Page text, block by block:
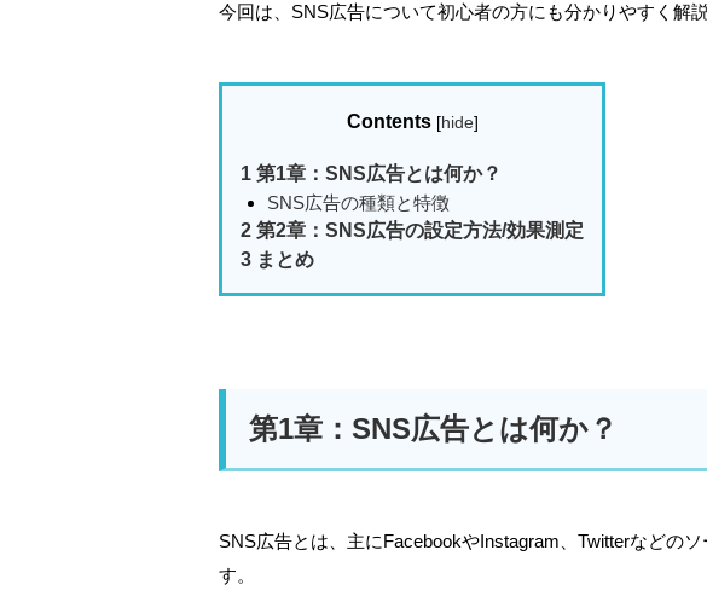
今回は、SNS広告について初心者の方にも分かりやすく解
Contents [hide]
1 第1章：SNS広告とは何か？
SNS広告の種類と特徴
2 第2章：SNS広告の設定方法/効果測定
3 まとめ
第1章：SNS広告とは何か？
SNS広告とは、主にFacebookやInstagram、Twitterなどの
す。